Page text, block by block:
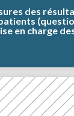
des
en charge